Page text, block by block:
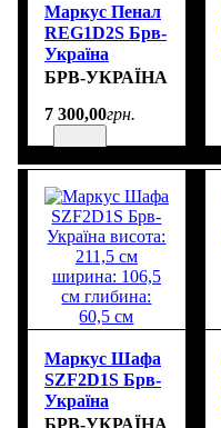
Маркус Пенал
REG1D2S Брв-
Україна
висота: 211,5
61,5 см
БРВ-УКРАЇНА
7 300,00грн.
Маркус Шафа
SZF2D1S Брв-
Україна
висота: 211,5